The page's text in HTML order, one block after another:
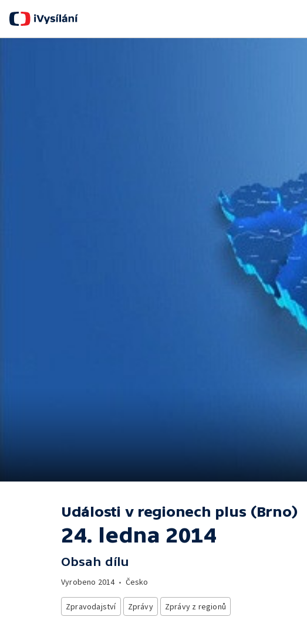
Události v regionech plus (Brno)
24. ledna 2014
Obsah dílu
Vyrobeno 2014• Česko
Zpravodajství Zprávy Zprávy z regionů